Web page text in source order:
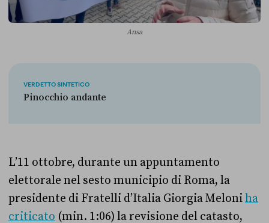
Ansa
VERDETTO SINTETICO
Pinocchio andante
L’11 ottobre, durante un appuntamento
elettorale nel sesto municipio di Roma, la
presidente di Fratelli d’Italia Giorgia Meloniha
criticato (min. 1:06) la revisione del catasto,